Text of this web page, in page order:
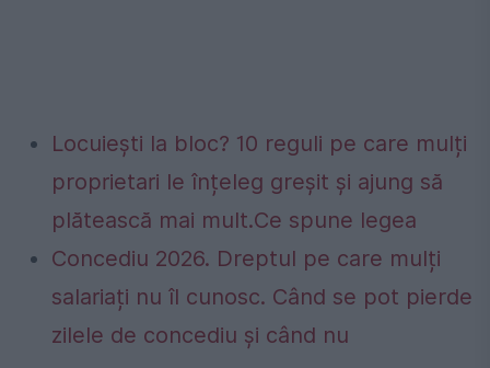
Locuiești la bloc? 10 reguli pe care mulți
proprietari le înțeleg greșit și ajung să
plătească mai mult.Ce spune legea
Concediu 2026. Dreptul pe care mulți
salariați nu îl cunosc. Când se pot pierde
zilele de concediu și când nu